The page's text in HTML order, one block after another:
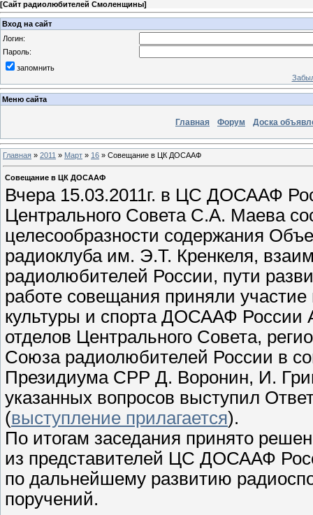
[Сайт радиолюбителей Смоленщины]
Вход на сайт
Логин:
Пароль:
запомнить
Меню сайта
Главная Форум Доска
Главная » 2011 » Март » 16 » Совещание в ЦК ДОСААФ
Совещание в ЦК ДОСААФ
Вчера 15.03.2011г. в ЦС ДОСААФ
Центрального Совета С.А. Маева
целесообразности содержания
радиоклуба им. Э.Т. Кренкеля,
радиолюбителей России, пути
работе совещания приняли
культуры и спорта ДОСААФ России
отделов Центрального Совета,
Союза радиолюбителей России в
Президиума СРР Д. Воронин, И.
указанных вопросов выступил
(выступление прилагается).
По итогам заседания принято
из представителей ЦС ДОСААФ
по дальнейшему развитию
поручений.